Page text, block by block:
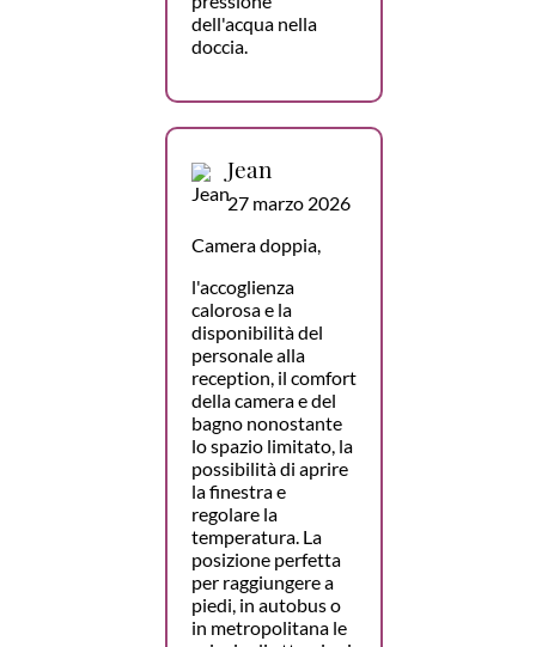
dell'acqua nella
doccia.
Jean
27 marzo 2026
Camera doppia,
l'accoglienza
calorosa e la
disponibilità del
personale alla
reception, il comfort
della camera e del
bagno nonostante
lo spazio limitato, la
possibilità di aprire
la finestra e
regolare la
temperatura. La
posizione perfetta
per raggiungere a
piedi, in autobus o
in metropolitana le